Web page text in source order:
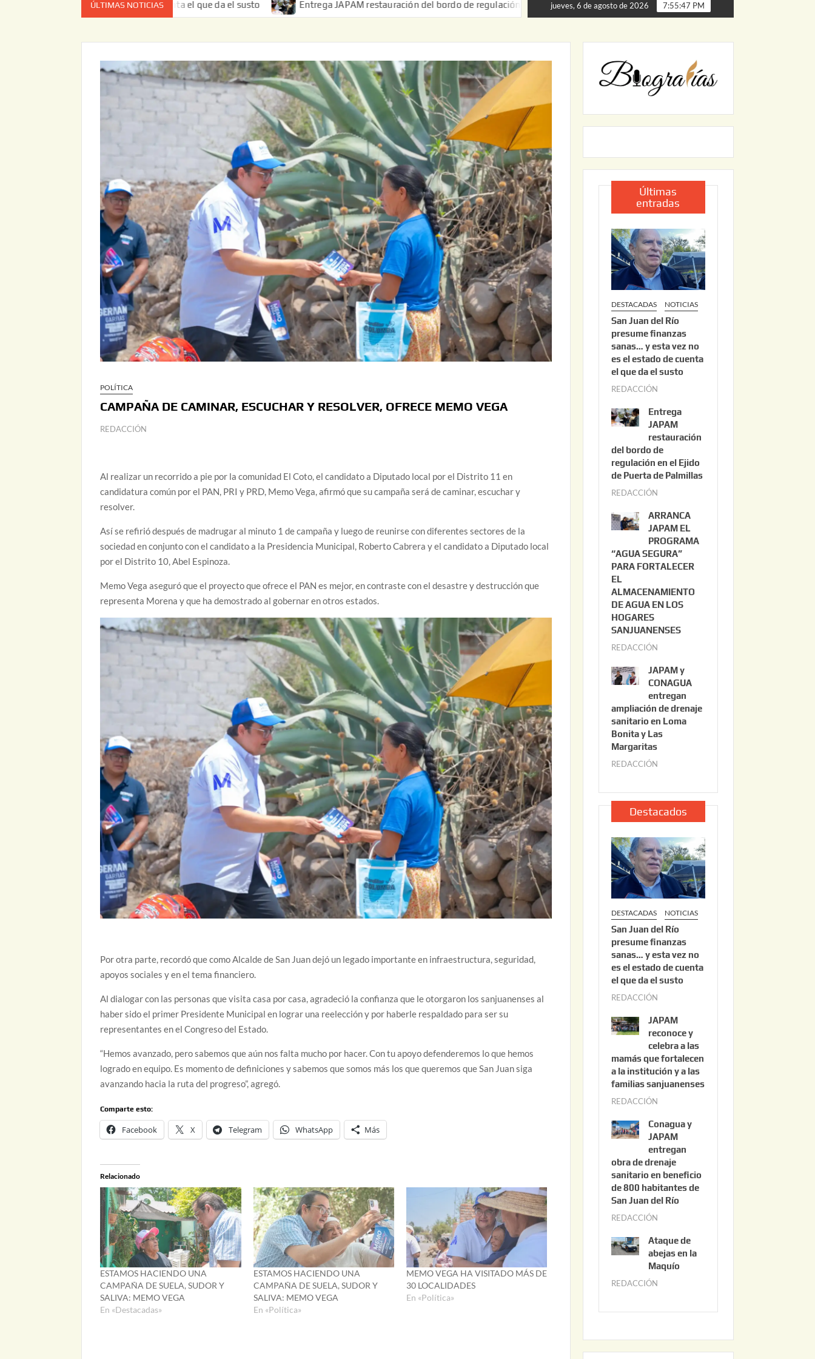
ÚLTIMAS NOTICIAS
no es el estado de cuenta el que da el susto Entrega JAPAM restauración del bordo de regulación en el Ejido de Puerta de Palmillas ARRANCA JAPAM EL PROGRAMA “AGUA
jueves, 6 de agosto de 2026 7:55:48 PM
POLÍTICA
CAMPAÑA DE CAMINAR, ESCUCHAR Y RESOLVER, OFRECE MEMO VEGA
REDACCIÓN
Al realizar un recorrido a pie por la comunidad El Coto, el candidato a Diputado local por el Distrito 11 en
candidatura común por el PAN, PRI y PRD, Memo Vega, afirmó que su campaña será de caminar, escuchar y
resolver.
Así se refirió después de madrugar al minuto 1 de campaña y luego de reunirse con diferentes sectores de la
sociedad en conjunto con el candidato a la Presidencia Municipal, Roberto Cabrera y el candidato a Diputado local
por el Distrito 10, Abel Espinoza.
Memo Vega aseguró que el proyecto que ofrece el PAN es mejor, en contraste con el desastre y destrucción que
representa Morena y que ha demostrado al gobernar en otros estados.
Por otra parte, recordó que como Alcalde de San Juan dejó un legado importante en infraestructura, seguridad,
apoyos sociales y en el tema financiero.
Al dialogar con las personas que visita casa por casa, agradeció la confianza que le otorgaron los sanjuanenses al
haber sido el primer Presidente Municipal en lograr una reelección y por haberle respaldado para ser su
representantes en el Congreso del Estado.
“Hemos avanzado, pero sabemos que aún nos falta mucho por hacer. Con tu apoyo defenderemos lo que hemos
logrado en equipo. Es momento de definiciones y sabemos que somos más los que queremos que San Juan siga
avanzando hacia la ruta del progreso”, agregó.
Comparte esto:
Facebook X Telegram WhatsApp Más
Relacionado
ESTAMOS HACIENDO UNA
CAMPAÑA DE SUELA, SUDOR Y
SALIVA: MEMO VEGA
En «Destacadas»
ESTAMOS HACIENDO UNA
CAMPAÑA DE SUELA, SUDOR Y
SALIVA: MEMO VEGA
En «Política»
MEMO VEGA HA VISITADO MÁS DE
30 LOCALIDADES
En «Política»
Últimas
entradas
DESTACADAS NOTICIAS
San Juan del Río
presume finanzas
sanas… y esta vez no
es el estado de cuenta
el que da el susto
REDACCIÓN
o
s
t
o
3
2
0
2
6
Entrega
JAPAM
restauración
del bordo de
regulación en el Ejido
de Puerta de Palmillas
REDACCIÓN
l
i
o
2
0
ARRANCA
JAPAM EL
PROGRAMA
“AGUA SEGURA”
PARA FORTALECER
EL
ALMACENAMIENTO
DE AGUA EN LOS
HOGARES
SANJUANENSES
REDACCIÓN
l
i
o
2
2
2
6
JAPAM y
CONAGUA
entregan
ampliación de drenaje
sanitario en Loma
Bonita y Las
Margaritas
REDACCIÓN
l
i
o
2
2
,
2
0
2
6
Destacados
DESTACADAS NOTICIAS
San Juan del Río
presume finanzas
sanas… y esta vez no
es el estado de cuenta
el que da el susto
REDACCIÓN
s
t
o
3
0
2
6
JAPAM
reconoce y
celebra a las
mamás que fortalecen
a la institución y a las
familias sanjuanenses
REDACCIÓN
n
i
o
3
0
0
2
6
Conagua y
JAPAM
entregan
obra de drenaje
sanitario en beneficio
de 800 habitantes de
San Juan del Río
REDACCIÓN
n
i
0
2
Ataque de
abejas en la
Maquío
REDACCIÓN
y